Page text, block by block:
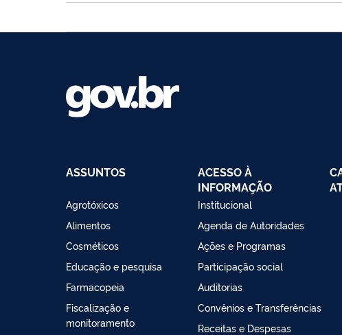
ASSUNTOS
Agrotóxicos
Alimentos
Cosméticos
Educação e pesquisa
Farmacopeia
Fiscalização e
monitoramento
ACESSO À
INFORMAÇÃO
Institucional
Agenda de Autoridades
Ações e Programas
Participação social
Auditorias
Convênios e Transferências
Receitas e Despesas